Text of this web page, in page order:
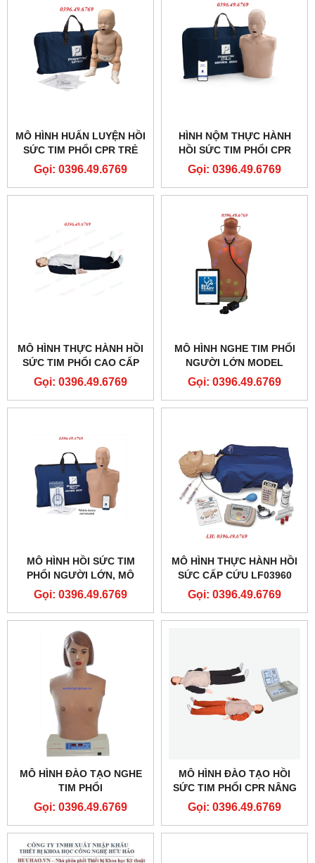
MÔ HÌNH HUẤN LUYỆN HỒI
SỨC TIM PHỔI CPR TRẺ
SƠ SINH CÓ ĐÈN BÁO
PRESTAN PROFESSIONAL
Gọi: 0396.49.6769
HÌNH NỘM THỰC HÀNH
HỒI SỨC TIM PHỔI CPR
TRẺ EM CPR CÓ PHẢN HỒI
ĐIỆN TỬ PP-CM-2000-1-MS
Gọi: 0396.49.6769
MÔ HÌNH THỰC HÀNH HỒI
SỨC TIM PHỔI CAO CẤP
CÓ TƯƠNG TÁC DI ĐỘNG
MODEL GD-HL/CPR2488
Gọi: 0396.49.6769
MÔ HÌNH NGHE TIM PHỔI
NGƯỜI LỚN MODEL
LF01290
Gọi: 0396.49.6769
MÔ HÌNH HỒI SỨC TIM
PHỔI NGƯỜI LỚN, MÔ
HÌNH ÉP TIM THỔI NGẠT
PP-AM-2000-1-MS
Gọi: 0396.49.6769
MÔ HÌNH THỰC HÀNH HỒI
SỨC CẤP CỨU LF03960
NASCO
Gọi: 0396.49.6769
MÔ HÌNH ĐÀO TẠO NGHE
TIM PHỔI
Gọi: 0396.49.6769
MÔ HÌNH ĐÀO TẠO HỒI
SỨC TIM PHỔI CPR NÂNG
CAO GD/CPR10280
Gọi: 0396.49.6769